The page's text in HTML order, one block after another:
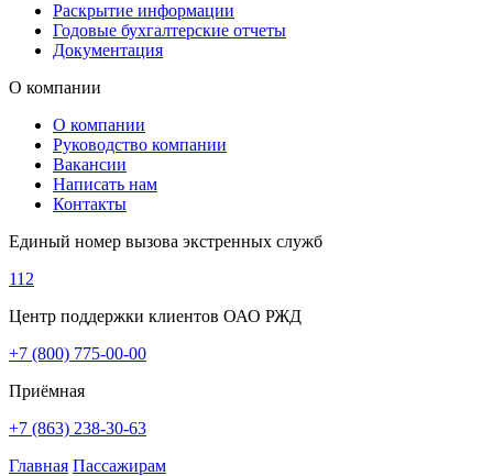
Раскрытие информации
Годовые бухгалтерские отчеты
Документация
О компании
О компании
Руководство компании
Вакансии
Написать нам
Контакты
Единый номер вызова экстренных служб
112
Центр поддержки клиентов ОАО РЖД
+7 (800) 775-00-00
Приёмная
+7 (863) 238-30-63
Главная Пассажирам